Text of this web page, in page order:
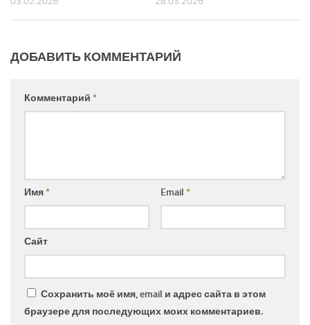
ДОБАВИТЬ КОММЕНТАРИЙ
Комментарий *
Имя* Email *
Сайт
Сохранить моё имя, email и адрес сайта в этом
браузере для последующих моих комментариев.